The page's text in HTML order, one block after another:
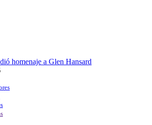
homenaje a Glen Hansard